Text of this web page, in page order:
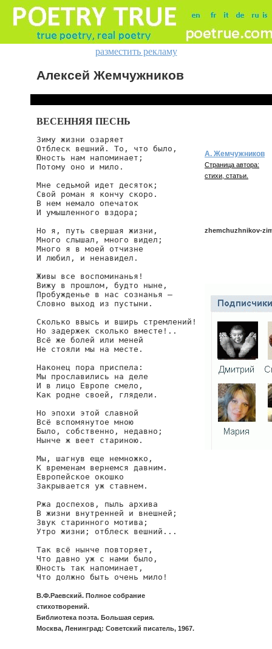
разместить рекламу
Алексей Жемчужников
ВЕСЕННЯЯ ПЕСНЬ
Зиму жизни озаряет
Отблеск вешний. То, что было,
Юность нам напоминает;
Потому оно и мило.
Мне седьмой идет десяток;
Свой роман я кончу скоро.
В нем немало опечаток
И умышленного вздора;
Но я, путь свершая жизни,
Много слышал, много видел;
Много я в моей отчизне
И любил, и ненавидел.
Живы все воспоминанья!
Вижу в прошлом, будто ныне,
Пробужденье в нас сознанья —
Словно выход из пустыни.
Сколько ввысь и вширь стремлений!
Но задержек сколько вместе!..
Всё же болей или меней
Не стояли мы на месте.
Наконец пора приспела:
Мы прославились на деле
И в лицо Европе смело,
Как родне своей, глядели.
Но эпохи этой славной
Всё вспомянутое мною
Было, собственно, недавно;
Нынче ж веет стариною.
Мы, шагнув еще немножко,
К временам вернемся давним.
Европейское окошко
Закрывается уж ставнем.
Ржа доспехов, пыль архива
В жизни внутренней и внешней;
Звук старинного мотива;
Утро жизни; отблеск вешний...
Так всё нынче повторяет,
Что давно уж с нами было,
Юность так напоминает,
Что должно быть очень мило!
В.Ф.Раевский. Полное собрание
стихотворений.
Библиотека поэта. Большая серия.
Москва, Ленинград: Советский писатель, 1967.
А. Жемчужников
Страница автора:
стихи, статьи.
zhemchuzhnikov-